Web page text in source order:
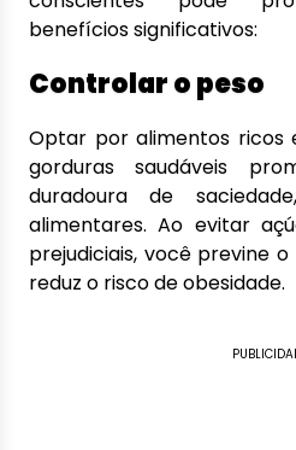
benefícios significativos:
Controlar o peso
Optar por alimentos ricos
gorduras saudáveis
duradoura de
alimentares. Ao evitar
prejudiciais, você previne
reduz o risco de obesidade.